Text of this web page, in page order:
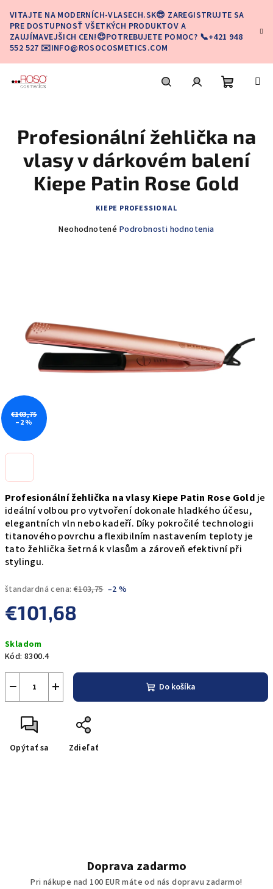
obsah
VITAJTE NA MODERNÍCH-VLASECH.SK😎 ZAREGISTRUJTE SA
PRE DOSTUPNOSŤ VŠETKÝCH PRODUKTOV A
ZAUJÍMAVEJŠICH CEN!😍POTREBUJETE POMOC? 📞+421 948
552 527 ✉️INFO@ROSOCOSMETICS.COM
košík
Profesionální žehlička na vlasy Kiepe Patin Rose Gold je
ideální volbou pro vytvoření dokonale hladkého účesu,
elegantních vln nebo kadeří. Díky pokročilé technologii
titanového povrchu a flexibilním nastavením teploty je
tato žehlička šetrná k vlasům a zároveň efektivní při
stylingu.
štandardná cena: €103,75 –2 %
€101,68
cena:
Skladom
Kód: 8300.4
+
− Do košíka
Opýtať sa Zdieľať
Profesionální žehlička na
vlasy v dárkovém balení
Kiepe Patin Rose Gold
KIEPE PROFESSIONAL
Priemerné
Neohodnotené Podrobnosti hodnotenia
€103,75
–2 %
Doprava zadarmo
Pri nákupe nad 100 EUR máte od nás dopravu zadarmo!